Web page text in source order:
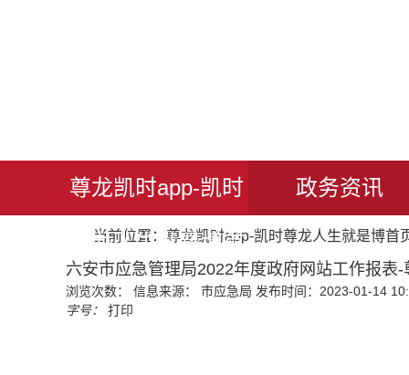
尊龙凯时app-凯时
尊龙人生就是博首
页
政务资讯
当前位置： 尊龙凯时app-凯时尊龙人生就是博首
六安市应急管理局2022年度政府网站工作报表-
浏览次数： 信息来源： 市应急局 发布时间：2023-01-14
字号：
打印